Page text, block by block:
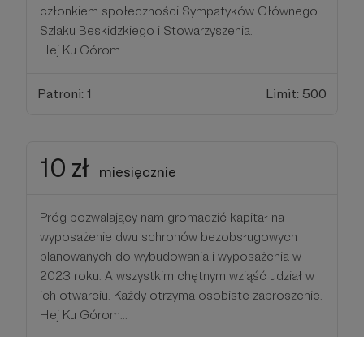
członkiem społeczności Sympatyków Głównego
Szlaku Beskidzkiego i Stowarzyszenia.
Hej Ku Górom...
Patroni: 1 Limit: 500
10 zł miesięcznie
Próg pozwalający nam gromadzić kapitał na
wyposażenie dwu schronów bezobsługowych
planowanych do wybudowania i wyposażenia w
2023 roku. A wszystkim chętnym wziąść udział w
ich otwarciu. Każdy otrzyma osobiste zaproszenie.
Hej Ku Górom...